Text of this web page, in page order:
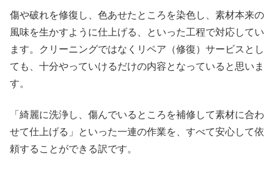
傷や破れを修復し、色あせたところを染色し、素材本来の
風味を生かすように仕上げる、といった工程で対応してい
ます。クリーニングではなくリペア（修復）サービスとし
ても、十分やっていけるだけの内容となっていると思いま
す。
「綺麗に洗浄し、傷んでいるところを補修して素材に合わ
せて仕上げる」といった一連の作業を、すべて安心して依
頼することができる訳です。